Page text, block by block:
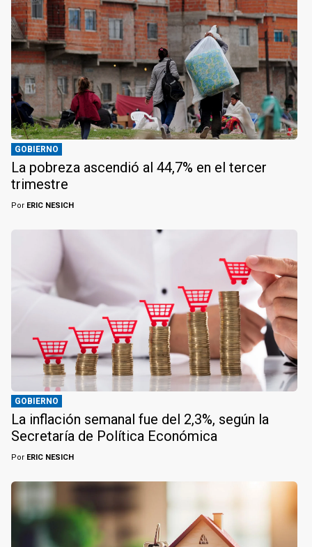
GOBIERNO
La pobreza ascendió al 44,7% en el tercer
trimestre
Por ERIC NESICH
GOBIERNO
La inflación semanal fue del 2,3%, según la
Secretaría de Política Económica
Por ERIC NESICH